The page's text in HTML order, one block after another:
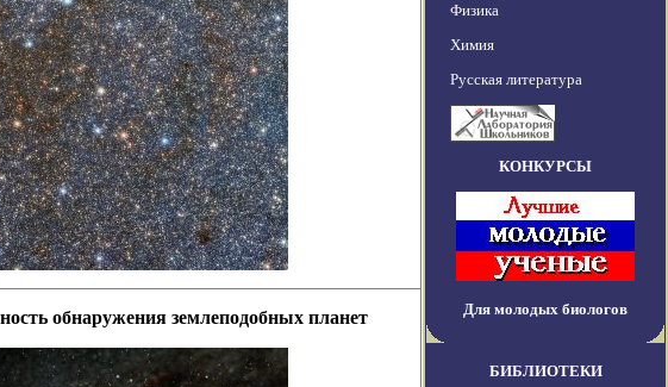
обнаружения землеподобных планет
Физика
Химия
Русская литература
КОНКУРСЫ
Для молодых биологов
БИБЛИОТЕКИ